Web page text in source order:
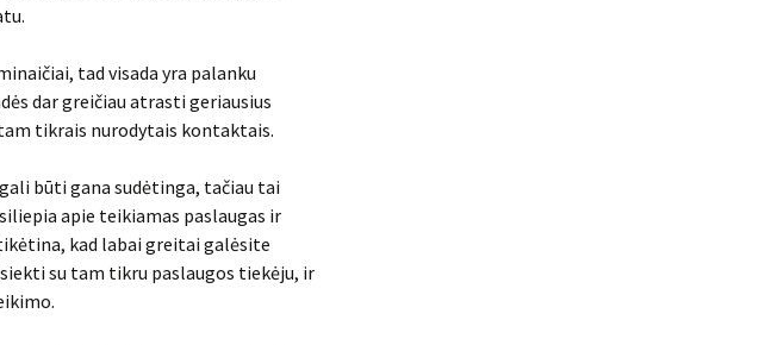
tad visada yra palanku
dar greičiau atrasti geriausius
tikrais nurodytais kontaktais.
būti gana sudėtinga, tačiau tai
apie teikiamas paslaugas ir
kad labai greitai galėsite
su tam tikru paslaugos tiekėju, ir